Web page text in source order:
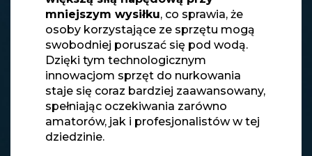
mniejszym wysiłku, co sprawia, że
osoby korzystające ze sprzętu mogą
swobodniej poruszać się pod wodą.
Dzięki tym technologicznym
innowacjom sprzęt do nurkowania
staje się coraz bardziej zaawansowany,
spełniając oczekiwania zarówno
amatorów, jak i profesjonalistów w tej
dziedzinie.